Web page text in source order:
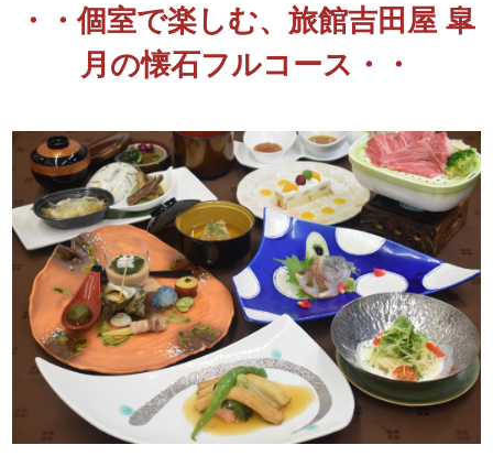
・・個室で楽しむ、旅館吉田屋 皐
月の懐石フルコース・・